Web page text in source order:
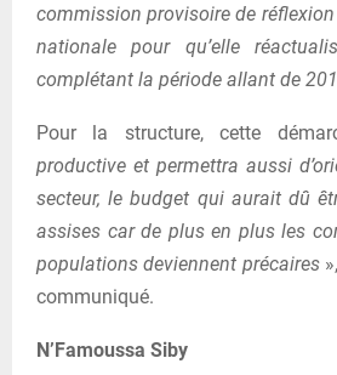
commission provisoire de
nationale pour qu’elle
complétant la période allant de
Pour la structure, cette
productive et permettra aussi
secteur, le budget qui aurait dû
assises car de plus en plus les
populations deviennent précaires
communiqué.
N’Famoussa Siby